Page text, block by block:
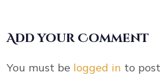
Add your Comment
You must be logged in to